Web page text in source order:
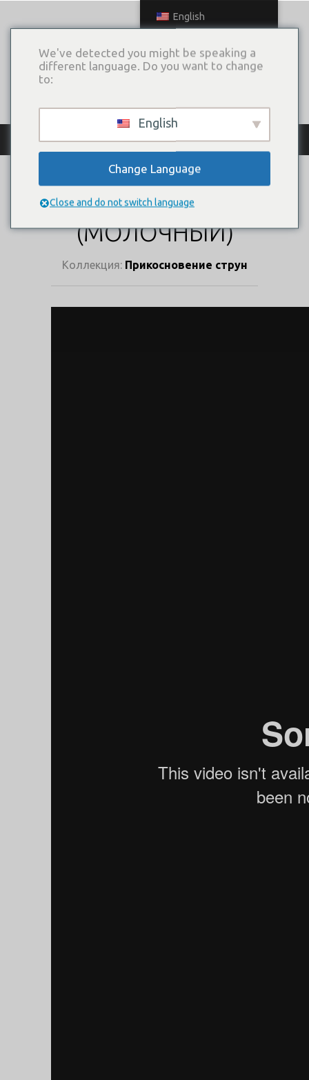
КАТАЛОГ ПЛАТЬЕВ
ТОПОЛОГИЯ
ЛЮБВИ
(МОЛОЧНЫЙ)
Коллекция: Прикосновение струн
English
We've detected you might be speaking a
different language. Do you want to change
to:
English
Change Language
Close and do not switch language